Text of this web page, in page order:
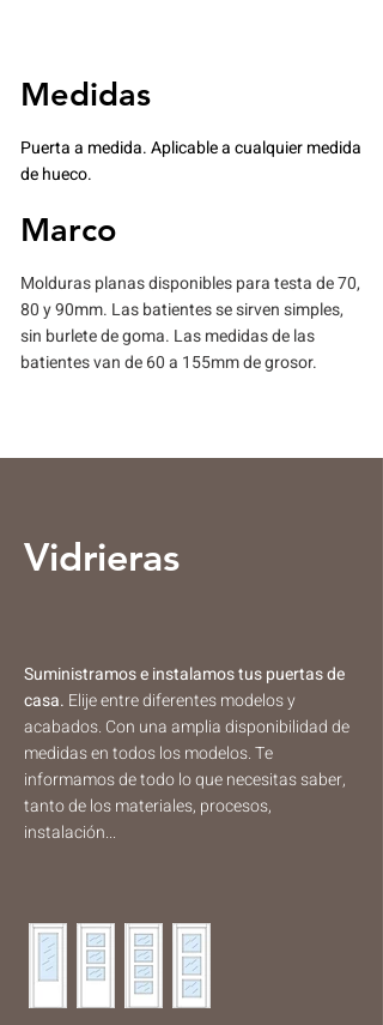
Medidas
Puerta a medida. Aplicable a cualquier medida
de hueco.
Marco
Molduras planas disponibles para testa de 70,
80 y 90mm. Las batientes se sirven simples,
sin burlete de goma. Las medidas de las
batientes van de 60 a 155mm de grosor.
Vidrieras
Suministramos e instalamos tus puertas de
casa. ​​Elije entre diferentes modelos y
acabados. Con una amplia disponibilidad de
medidas en todos los modelos. Te
informamos de todo lo que necesitas saber,
tanto de los materiales, procesos,
instalación...